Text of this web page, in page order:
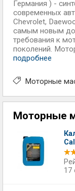
Германия ) -
современных
Chevrolet,
самым новым
требования к
поколений.
подробнее
Моторные
Моторные
17